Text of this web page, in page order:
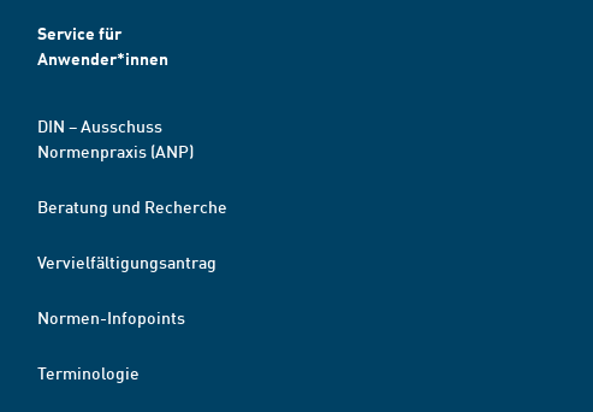
Service für
Anwender*innen
DIN – Ausschuss
Normenpraxis (ANP)
Beratung und Recherche
Vervielfältigungsantrag
Normen-Infopoints
Terminologie